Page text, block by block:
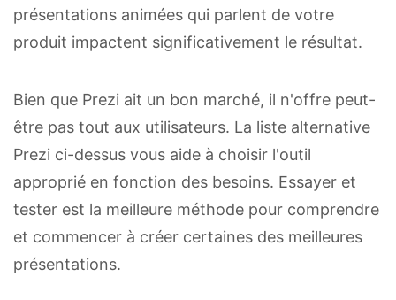
présentations animées qui parlent de votre
produit impactent significativement le résultat.
Bien que Prezi ait un bon marché, il n'offre peut-
être pas tout aux utilisateurs. La liste alternative
Prezi ci-dessus vous aide à choisir l'outil
approprié en fonction des besoins. Essayer et
tester est la meilleure méthode pour comprendre
et commencer à créer certaines des meilleures
présentations.